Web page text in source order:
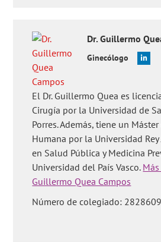
Dr. Guillermo
Ginecólogo
El Dr. Guillermo Quea es
Cirugía por la Universidad de
Porres. Además, tiene un
Humana por la Universidad
en Salud Pública y Medicina
Universidad del País Vasco.
Guillermo Quea Campos
Número de colegiado: